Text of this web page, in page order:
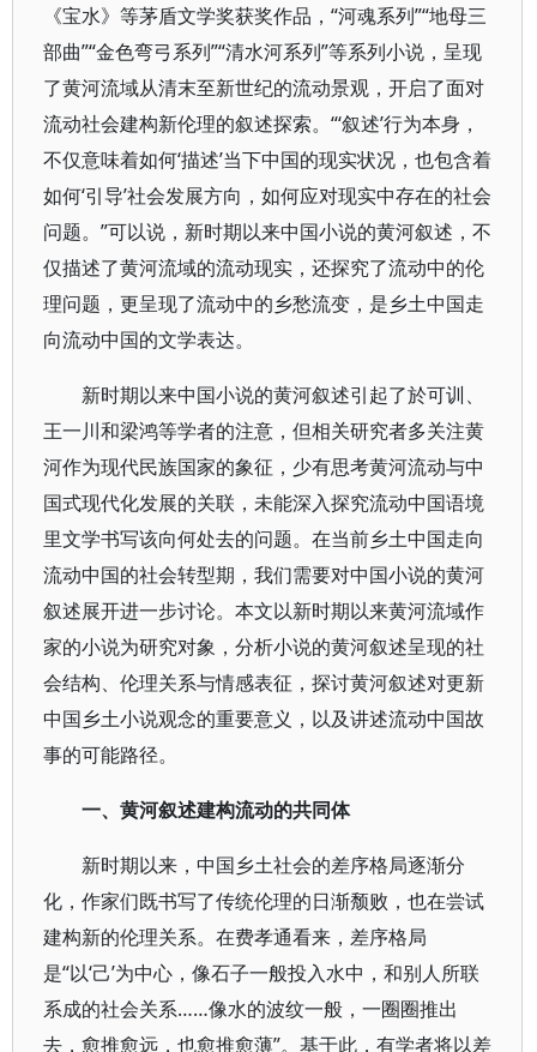
《宝水》等茅盾文学奖获奖作品，“河魂系列”“地母三
部曲”“金色弯弓系列”“清水河系列”等系列小说，呈现
了黄河流域从清末至新世纪的流动景观，开启了面对
流动社会建构新伦理的叙述探索。“‘叙述’行为本身，
不仅意味着如何‘描述’当下中国的现实状况，也包含着
如何‘引导’社会发展方向，如何应对现实中存在的社会
问题。”可以说，新时期以来中国小说的黄河叙述，不
仅描述了黄河流域的流动现实，还探究了流动中的伦
理问题，更呈现了流动中的乡愁流变，是乡土中国走
向流动中国的文学表达。
新时期以来中国小说的黄河叙述引起了於可训、
王一川和梁鸿等学者的注意，但相关研究者多关注黄
河作为现代民族国家的象征，少有思考黄河流动与中
国式现代化发展的关联，未能深入探究流动中国语境
里文学书写该向何处去的问题。在当前乡土中国走向
流动中国的社会转型期，我们需要对中国小说的黄河
叙述展开进一步讨论。本文以新时期以来黄河流域作
家的小说为研究对象，分析小说的黄河叙述呈现的社
会结构、伦理关系与情感表征，探讨黄河叙述对更新
中国乡土小说观念的重要意义，以及讲述流动中国故
事的可能路径。
一、黄河叙述建构流动的共同体
新时期以来，中国乡土社会的差序格局逐渐分
化，作家们既书写了传统伦理的日渐颓败，也在尝试
建构新的伦理关系。在费孝通看来，差序格局
是“以‘己’为中心，像石子一般投入水中，和别人所联
系成的社会关系……像水的波纹一般，一圈圈推出
去，愈推愈远，也愈推愈薄”。基于此，有学者将以差